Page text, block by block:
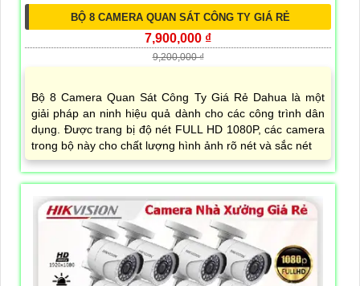
BỘ 8 CAMERA QUAN SÁT CÔNG TY GIÁ RẺ
7,900,000 ₫
9,200,000 ₫
Bộ 8 Camera Quan Sát Công Ty Giá Rẻ Dahua là một
giải pháp an ninh hiệu quả dành cho các công trình dân
dụng. Được trang bị độ nét FULL HD 1080P, các camera
trong bộ này cho chất lượng hình ảnh rõ nét và sắc nét